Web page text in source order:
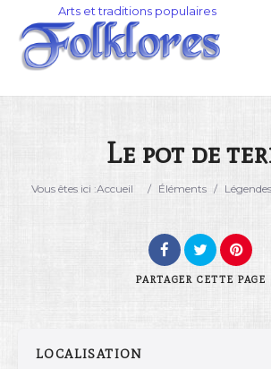
Catégorie
Le pot de
Vous êtes ici :Accueil / Éléments / Légendes
PARTAGER CETTE PAGE
LOCALISATION